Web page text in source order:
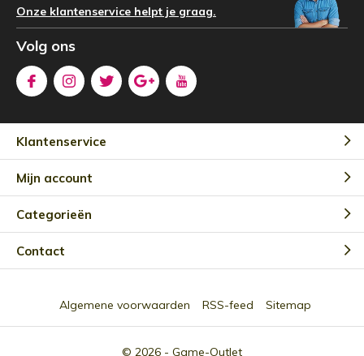
Onze klantenservice helpt je graag.
Volg ons
Klantenservice
Mijn account
Categorieën
Contact
© 2026 - Game-Outlet
Algemene voorwaarden RSS-feed Sitemap